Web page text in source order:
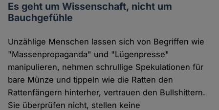
Es geht um Wissenschaft, nicht um
Bauchgefühle
Unzählige Menschen lassen sich von Begriffen wie
"Massenpropaganda" und "Lügenpresse"
manipulieren, nehmen schrullige Spekulationen für
bare Münze und tippeln wie die Ratten den
Rattenfängern hinterher, vertrauen den Bullshittern.
Sie überprüfen nicht, stellen keine